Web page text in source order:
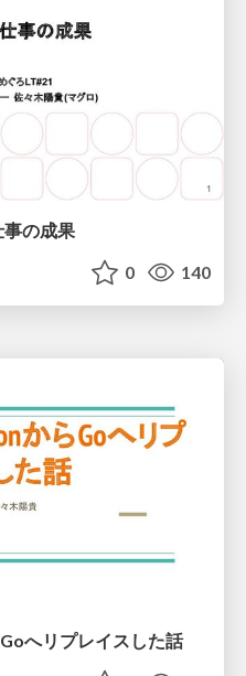
の成果
0 140
へリプレイスした話